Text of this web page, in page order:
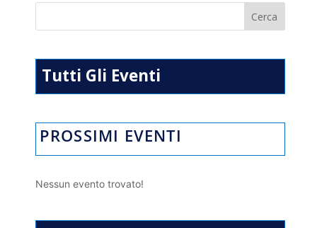
Tutti Gli Eventi
PROSSIMI EVENTI
Nessun evento trovato!